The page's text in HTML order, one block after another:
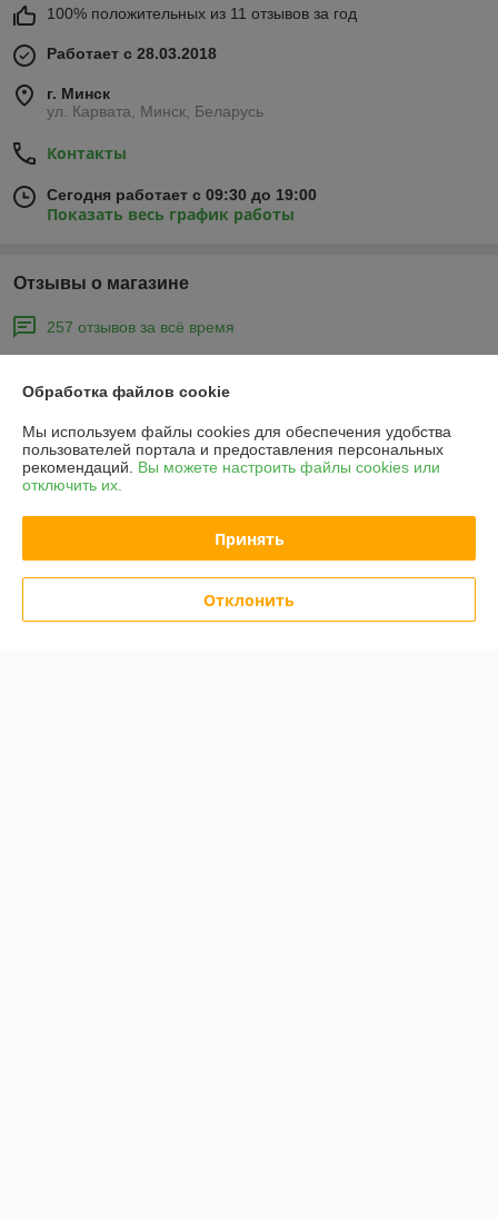
100% положительных из 11 отзывов за год
Работает с 28.03.2018
г. Минск
ул. Карвата, Минск, Беларусь
Контакты
Сегодня работает с 09:30 до 19:00
Показать весь график работы
Отзывы о магазине
257 отзывов за всё время
Топор огонь 🔥 рубает дрова любых размеров , рекомендую к
покупке.
Сделка подтверждена через корзину
Отлично
Обработка файлов cookie
Мы используем файлы cookies для обеспечения удобства
пользователей портала и предоставления персональных
рекомендаций. Вы можете настроить файлы cookies или
отключить их.
Принять
Отклонить